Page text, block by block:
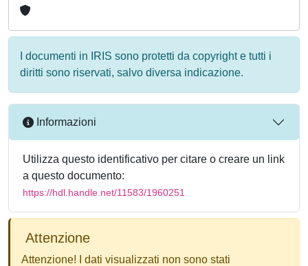
I documenti in IRIS sono protetti da copyright e tutti i
diritti sono riservati, salvo diversa indicazione.
Informazioni
Utilizza questo identificativo per citare o creare un link
a questo documento:
https://hdl.handle.net/11583/1960251
Attenzione
Attenzione! I dati visualizzati non sono stati